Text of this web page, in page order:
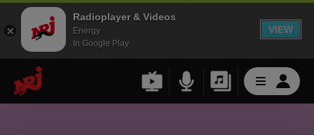
Radioplayer & Videos
Energy
In Google Play
VIEW